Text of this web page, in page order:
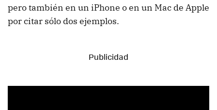
pero también en un iPhone o en un Mac de Apple
por citar sólo dos ejemplos.